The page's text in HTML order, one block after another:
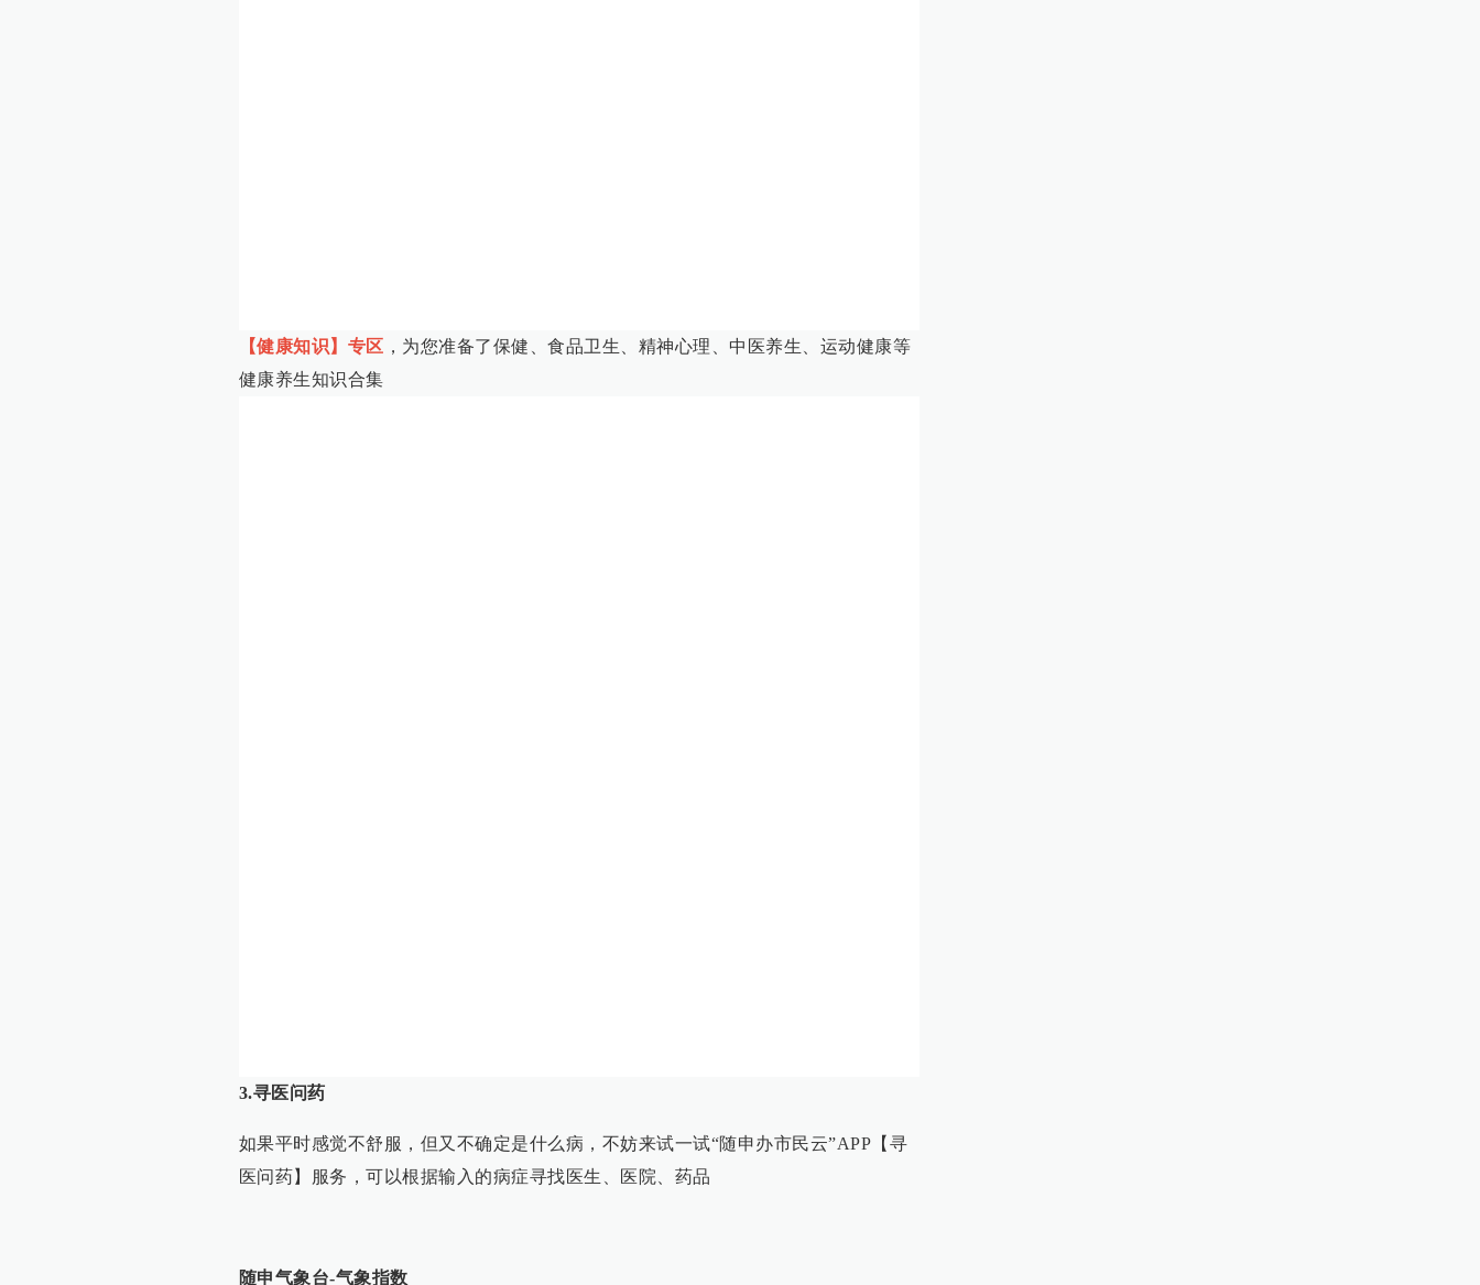
【健康知识】专区 ，为您准备了保健、食品卫生、精神心理、中医养生、运动健康等
健康养生知识合集
3.寻医问药
如果平时感觉不舒服，但又不确定是什么病，不妨来试一试“随申办市民云”APP【寻
医问药】服务，可以根据输入的病症寻找医生、医院、药品
随申气象台-气象指数